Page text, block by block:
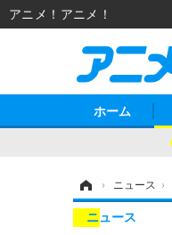
ホーム
› ニュース ›
ニュース
アニメ！アニメ！